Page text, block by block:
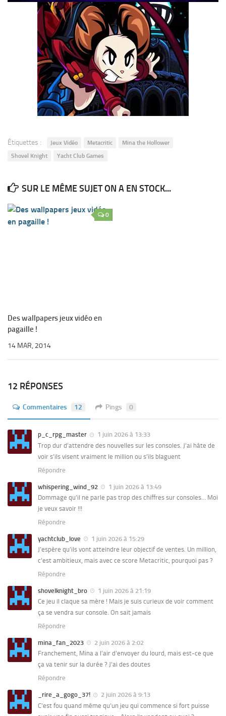
Étiquettes : Jeux Vidéo Metacritic
Mina the Hollower
Shovel Knight
Yacht Club Games
SUR LE MÊME SUJET ON A EN STOCK...
0
Des wallpapers jeux vidéo en
pagaille !
14 MAR, 2014
12 RÉPONSES
Commentaires 12 Pings 0
p_c_rpg_master
1 juin 2026 à 13:33
Trop dur d’attendre des nouvelles sur les consoles. J’ai hâte de
voir s’ils visent vraiment le million ou s’ils blaguent
Répondre
whispering_wind_92
1 juin 2026 à 13:49
Dommage qu’il ne parle pas trop des chiffres sur consoles… Moi
je veux savoir !!!
Répondre
yachtclub_love
1 juin 2026 à 15:29
J’espère qu’ils vont atteindre leur objectif de ventes. Un million,
c’est ambitieux, mais avec ce score Metacritic, pourquoi pas ?
Répondre
shovelknight_bro
1 juin 2026 à 21:19
Ce jeu il claque sa mère ! Mais je suis curieux de voir comment
ça se vendra sur console. On sait jamais
Répondre
mina_fan_2023
2 juin 2026 à 2:02
Franchement, Mina a l’air d’envoyer du lourd, mais est-ce que
ça va tenir sur la durée ? J’ai des doutes
Répondre
_rire_a_gogo_37!
2 juin 2026 à 9:13
C’est fou quand même qu’un jeu qui commence si fort puisse